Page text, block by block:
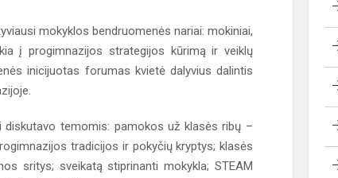
mokyklos bendruomenės nariai: mokiniai,
į progimnazijos strategijos kūrimą ir veiklų
inicijuotas forumas kvietė dalyvius dalintis
diskutavo temomis: pamokos už klasės ribų –
tradicijos ir pokyčių kryptys; klasės
sritys; sveikatą stiprinanti mokykla; STEAM